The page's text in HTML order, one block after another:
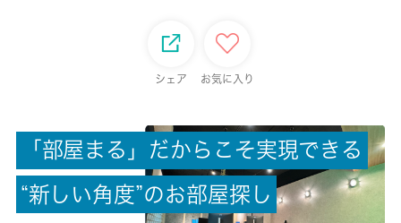
駐車場/料金
-/-
シェア お気に入り
「 部屋 ま る 」 だ か ら こ そ実現で き る
“新 し い角 度”のお部屋探 し